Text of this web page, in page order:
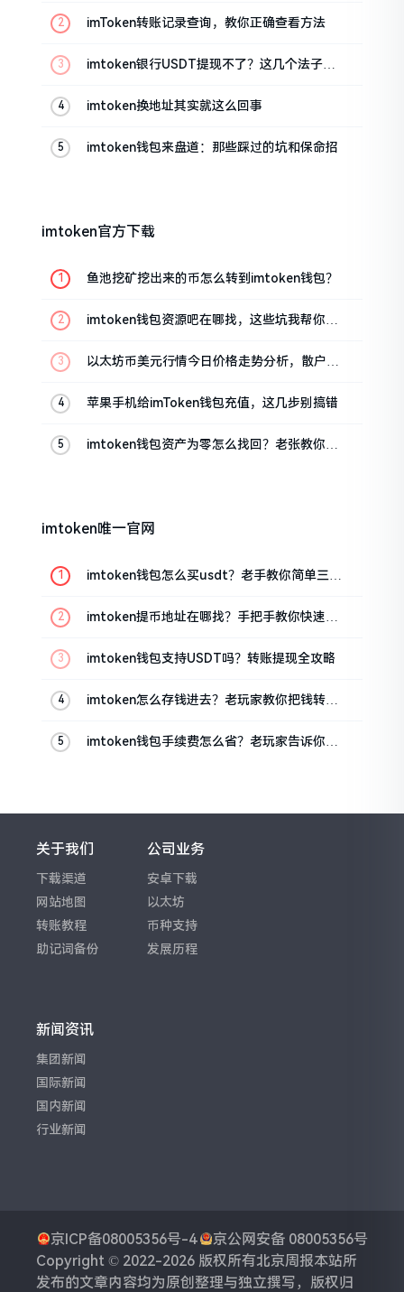
imToken转账记录查询，教你正确查看方法
imtoken银行USDT提现不了？这几个法子能
imtoken换地址其实就这么回事
imtoken钱包来盘道：那些踩过的坑和保命招
imtoken官方下载
鱼池挖矿挖出来的币怎么转到imtoken钱包？
imtoken钱包资源吧在哪找，这些坑我帮你趟
以太坊币美元行情今日价格走势分析，散户如
苹果手机给imToken钱包充值，这几步别搞错
imtoken钱包资产为零怎么找回？老张教你几
imtoken唯一官网
imtoken钱包怎么买usdt？老手教你简单三步
imtoken提币地址在哪找？手把手教你快速查
imtoken钱包支持USDT吗？转账提现全攻略
imtoken怎么存钱进去？老玩家教你把钱转进
imtoken钱包手续费怎么省？老玩家告诉你几
关于我们
下载渠道
网站地图
转账教程
助记词备份
公司业务
安卓下载
以太坊
币种支持
发展历程
新闻资讯
集团新闻
国际新闻
国内新闻
行业新闻
京ICP备08005356号-4
京公网安备 08005356号
Copyright © 2022-2026 版权所有北京周报本站所
发布的文章内容均为原创整理与独立撰写，版权归